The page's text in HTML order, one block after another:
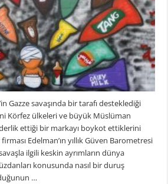
Gazze savaşında bir tarafı desteklediği
Körfez ülkeleri ve büyük Müslüman
ettiği bir markayı boykot ettiklerini
Edelman’ın yıllık Güven Barometresi
ilgili keskin ayrımların dünya
konusunda nasıl bir duruş
…